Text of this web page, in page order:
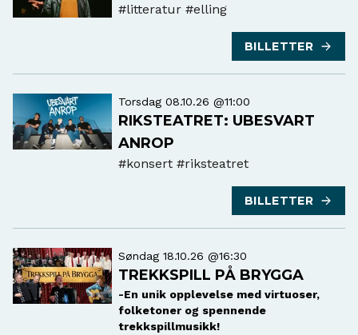
#litteratur #elling
BILLETTER
Torsdag 08.10.26 @11:00
RIKSTEATRET: UBESVART
ANROP
#konsert #riksteatret
BILLETTER
Søndag 18.10.26 @16:30
TREKKSPILL PÅ BRYGGA
-En unik opplevelse med virtuoser,
folketoner og spennende
trekkspillmusikk!